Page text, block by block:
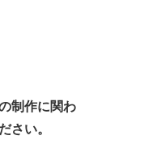
制作に関わ
さい。